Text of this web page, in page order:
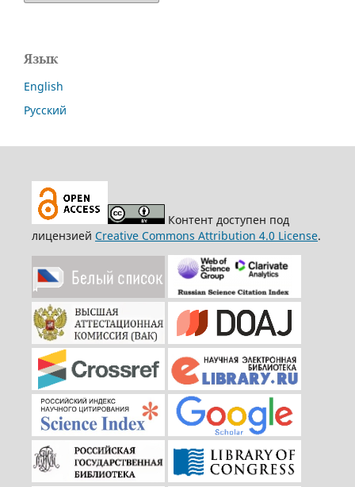
Язык
English
Русский
Контент доступен под
лицензией Creative Commons Attribution 4.0 License.